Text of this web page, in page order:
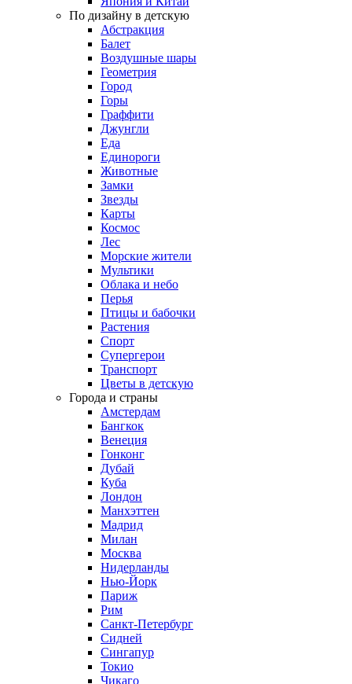
По дизайну в детскую
Абстракция
Балет
Воздушные шары
Геометрия
Город
Горы
Граффити
Джунгли
Еда
Единороги
Животные
Замки
Звезды
Карты
Космос
Лес
Морские жители
Мультики
Облака и небо
Перья
Птицы и бабочки
Растения
Спорт
Супергерои
Транспорт
Цветы в детскую
Города и страны
Амстердам
Бангкок
Венеция
Гонконг
Дубай
Куба
Лондон
Манхэттен
Мадрид
Милан
Москва
Нидерланды
Нью-Йорк
Париж
Рим
Санкт-Петербург
Сидней
Сингапур
Токио
Чикаго